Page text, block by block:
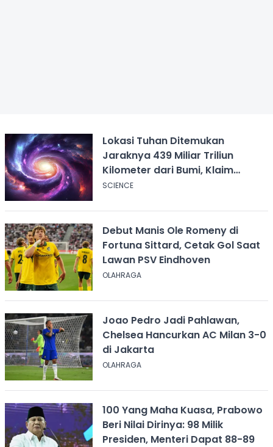
Lokasi Tuhan Ditemukan
Jaraknya 439 Miliar Triliun
Kilometer dari Bumi, Klaim
Ilmuwan Harvard
SCIENCE
Debut Manis Ole Romeny di
Fortuna Sittard, Cetak Gol Saat
Lawan PSV Eindhoven
OLAHRAGA
Joao Pedro Jadi Pahlawan,
Chelsea Hancurkan AC Milan 3-0
di Jakarta
OLAHRAGA
100 Yang Maha Kuasa, Prabowo
Beri Nilai Dirinya: 98 Milik
Presiden, Menteri Dapat 88-89